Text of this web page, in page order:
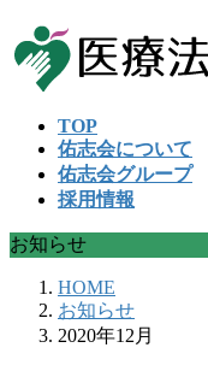
ン
ッ
プ
ビ
移
動
TOP
佑志会について
佑志会グループ
採用情報
お知らせ
HOME
お知らせ
2020年12月